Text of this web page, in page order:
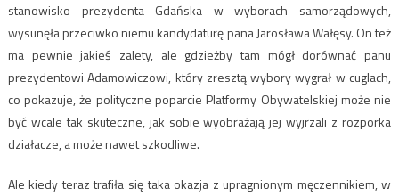
stanowisko prezydenta Gdańska w wyborach samorządowych,
wysunęła przeciwko niemu kandydaturę pana Jarosława Wałęsy. On też
ma pewnie jakieś zalety, ale gdzieżby tam mógł dorównać panu
prezydentowi Adamowiczowi, który zresztą wybory wygrał w cuglach,
co pokazuje, że polityczne poparcie Platformy Obywatelskiej może nie
być wcale tak skuteczne, jak sobie wyobrażają jej wyjrzali z rozporka
działacze, a może nawet szkodliwe.
Ale kiedy teraz trafiła się taka okazja z upragnionym męczennikiem, w